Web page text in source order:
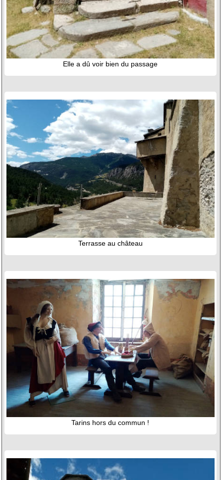
Elle a dû voir bien du passage
Terrasse au château
Tarins hors du commun !